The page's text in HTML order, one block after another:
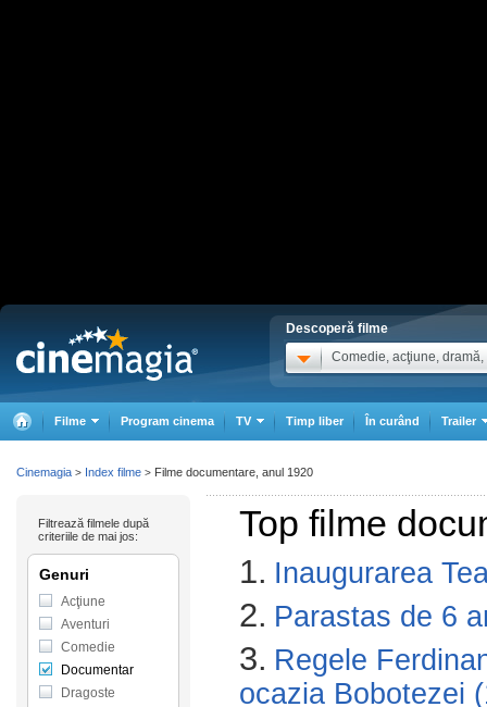
Descoperă filme
Comedie, acţiune, dramă,
Filme Program cinema TV Timp liber În curând Trailer
Top filme
1. Inaugurarea
2. Parastas de 6
3. Regele
ocazia Bobotezei
Filtrează filmele după
criteriile de mai jos:
Genuri
Acţiune
Aventuri
Comedie
Documentar
Dragoste
Cinemagia > Index filme > Filme documentare, anul 1920